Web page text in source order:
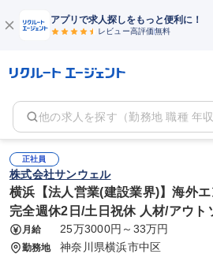
アプリで求人探しをもっと便利に！
レビュー高評価無料
他の求人を探す（勤務地 職種 年収
正社員
株式会社サンウェル
横浜【法人営業(建設業界)】海外
完全週休2日/土日祝休 人材/アウト
月給 25万3000円～33万円
勤務地 神奈川県横浜市中区